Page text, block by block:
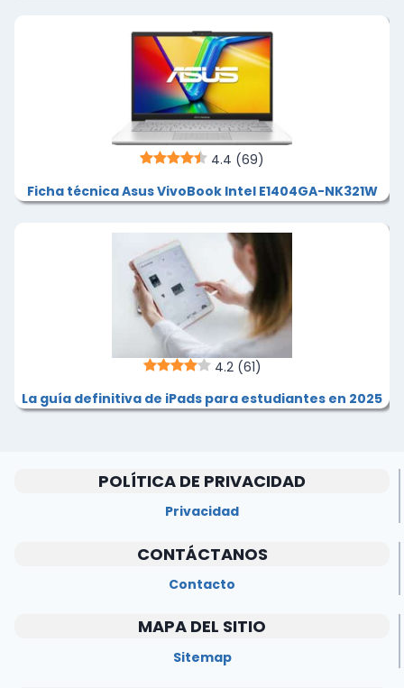
4.4 (69)
Ficha técnica Asus VivoBook Intel E1404GA-NK321W
4.2 (61)
La guía definitiva de iPads para estudiantes en 2025
POLÍTICA DE PRIVACIDAD
Privacidad
CONTÁCTANOS
Contacto
MAPA DEL SITIO
Sitemap